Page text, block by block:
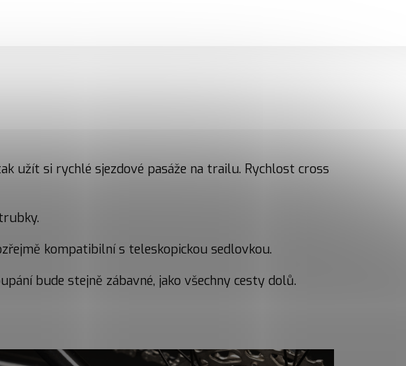
užít si rychlé sjezdové pasáže na trailu. Rychlost cross
kompatibilní s teleskopickou sedlovkou.
bude stejně zábavné, jako všechny cesty dolů.